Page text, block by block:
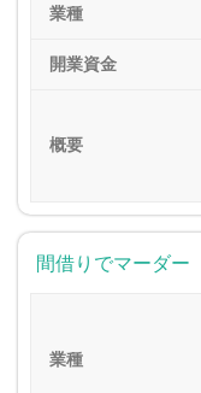
業種
開業資金
概要
間借りでマーダー
業種